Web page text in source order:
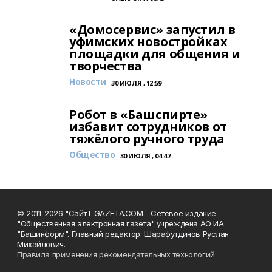
«Домосервис» запустил в
уфимских новостройках
площадки для общения и
творчества
Новости 30 ИЮЛЯ , 12:59
Робот в «Башспирте»
избавит сотрудников от
тяжёлого ручного труда
Общество 30 ИЮЛЯ , 04:47
© 2011-2026 "Сайт I-GAZETA.COM - Сетевое издание
"Общественная электронная газета" учреждена АО ИА
"Башинформ". Главный редактор: Шарафутдинов Руслан
Михайлович.
Правила применения рекомендательных технологий